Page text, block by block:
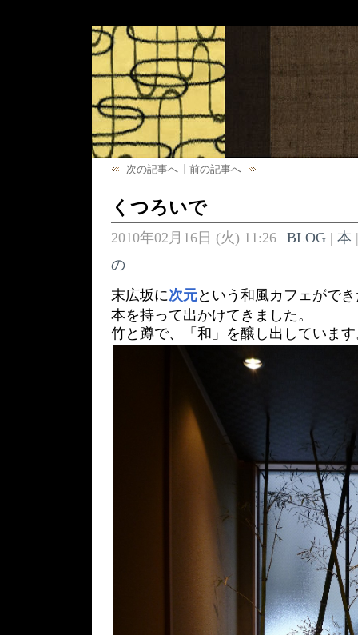
次の記事へ 前の記事へ
くつろいで
2010年02月16日 (火) 11:26 BLOG| 本
の
末広坂に次元という和風カフェがで
本を持って出かけてきました。
竹と蹲で、「和」を醸し出していま